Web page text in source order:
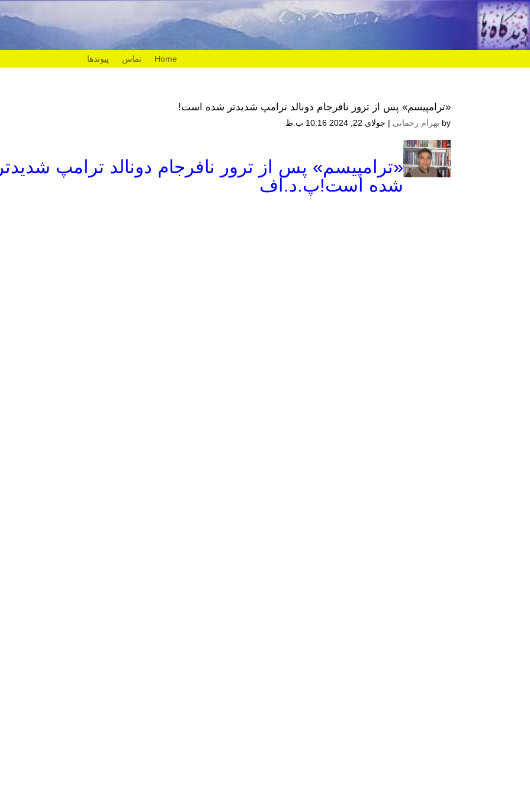
Home تماس پیوندها
«ترامپیسم» پس از ترور نافرجام دونالد ترامپ شدیدتر شده است!
by بهرام رحمانی | جولای 22, 2024 10:16 ب.ظ
«ترامپیسم» پس از ترور نافرجام دونالد ترامپ شدیدتر
شده است!پ.د.اف